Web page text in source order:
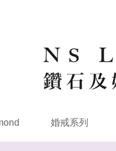
婚戒系列